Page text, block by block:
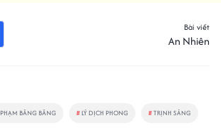
Bài viết
An Nhiên
PHẠM BĂNG BĂNG # LÝ DỊCH PHONG #TRỊNH SẢNG